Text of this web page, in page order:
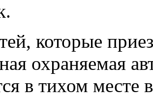
которые
охраняемая
в тихом